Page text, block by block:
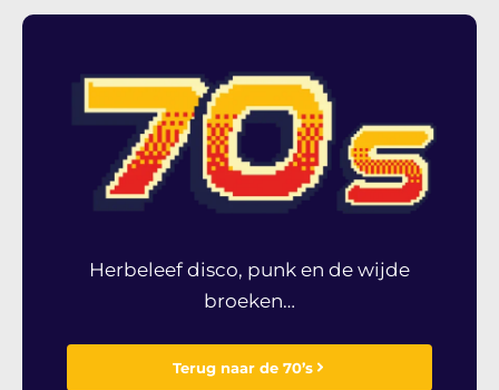
Herbeleef disco, punk en de wijde
broeken…
Terug naar de 70’s